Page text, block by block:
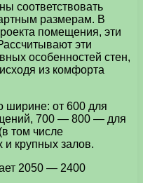
соответствовать
размерам. В
помещения, эти
эти
особенностей стен,
из комфорта
ширине: от 600 для
700 — 800 — для
том числе
и крупных залов.
2050 — 2400